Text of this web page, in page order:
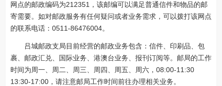
网点的邮政编码为212351，该邮编可以满足普通信件和物品的邮
寄需要。如对邮政服务有任何疑问或者业务需求，可以拨打该网点
的联系电话：0511-86476004。
吕城邮政支局目前经营的邮政业务包含：信件、印刷品、包
裹、邮政汇兑、国际业务、港澳台业务、报刊订阅等。邮局的工作
时间为周一、周二、周三、周四、周五、周六，08:00-11:30
13:30-17:00，请注意邮局工作时间前往办理相关业务。